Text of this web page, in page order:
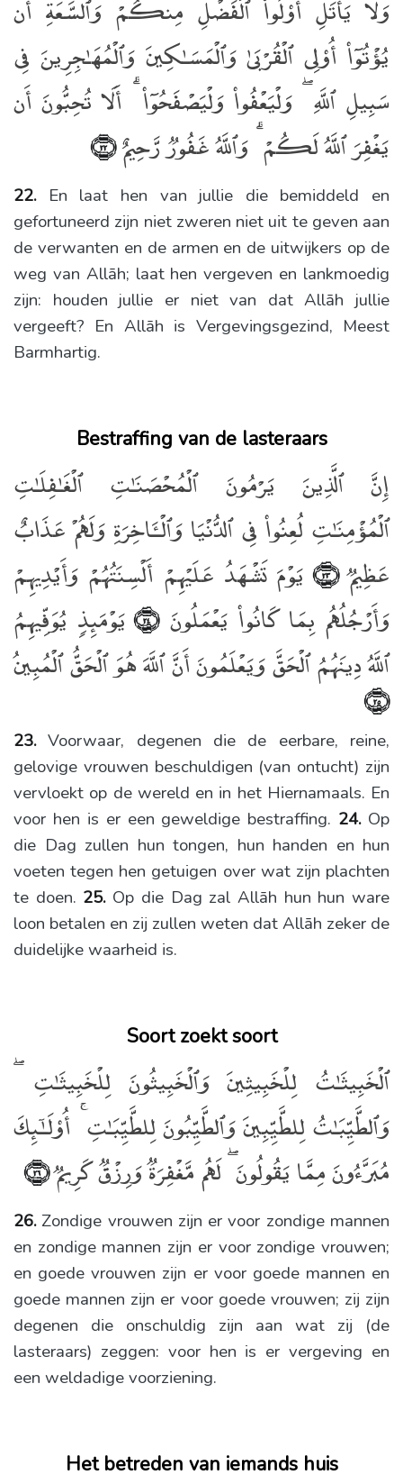
22. En laat hen van jullie die bemiddeld en
gefortuneerd zijn niet zweren niet uit te geven aan
de verwanten en de armen en de uitwijkers op de
weg van Allāh; laat hen vergeven en lankmoedig
zijn: houden jullie er niet van dat Allāh jullie
vergeeft? En Allāh is Vergevingsgezind, Meest
Barmhartig.
وَلَا يَأْتَلِ أُو۟لُوا۟ ٱلْفَضْلِ مِنكُمْ وَٱلسَّعَةِ أَن
يُؤْتُوٓا۟ أُو۟لِى ٱلْقُرْبَىٰ وَٱلْمَسَـٰكِينَ وَٱلْمُهَـٰجِرِينَ فِى
سَبِيلِ ٱللَّهِ ۖ وَلْيَعْفُوا۟ وَلْيَصْفَحُوٓا۟ ۗ أَلَا تُحِبُّونَ أَن
يَغْفِرَ ٱللَّهُ لَكُمْ ۗ وَٱللَّهُ غَفُورٌۭ رَّحِيمٌ﴿٢٢﴾
Bestraffing van de lasteraars
23. Voorwaar, degenen die de eerbare, reine,
gelovige vrouwen beschuldigen (van ontucht) zijn
vervloekt op de wereld en in het Hiernamaals. En
voor hen is er een geweldige bestraffing. 24. Op
die Dag zullen hun tongen, hun handen en hun
voeten tegen hen getuigen over wat zijn plachten
te doen. 25. Op die Dag zal Allāh hun hun ware
loon betalen en zij zullen weten dat Allāh zeker de
duidelijke waarheid is.
إِنَّ ٱلَّذِينَ يَرْمُونَ ٱلْمُحْصَنَـٰتِ ٱلْغَـٰفِلَـٰتِ
ٱلْمُؤْمِنَـٰتِ لُعِنُوا۟ فِى ٱلدُّنْيَا وَٱلْـَٔاخِرَةِ وَلَهُمْ عَذَابٌ
عَظِيمٌۭ﴿٢٣﴾
يَوْمَ تَشْهَدُ عَلَيْهِمْ أَلْسِنَتُهُمْ وَأَيْدِيهِمْ
وَأَرْجُلُهُم بِمَا كَانُوا۟ يَعْمَلُونَ﴿٢٤﴾
يَوْمَئِذٍۢ يُوَفِّيهِمُ
ٱللَّهُ دِينَهُمُ ٱلْحَقَّ وَيَعْلَمُونَ أَنَّ ٱللَّهَ هُوَ ٱلْحَقُّ ٱلْمُبِينُ
﴿٢٥﴾
Soort zoekt soort
26. Zondige vrouwen zijn er voor zondige mannen
en zondige mannen zijn er voor zondige vrouwen;
en goede vrouwen zijn er voor goede mannen en
goede mannen zijn er voor goede vrouwen; zij zijn
degenen die onschuldig zijn aan wat zij (de
lasteraars) zeggen: voor hen is er vergeving en
een weldadige voorziening.
ٱلْخَبِيثَـٰتُ لِلْخَبِيثِينَ وَٱلْخَبِيثُونَ لِلْخَبِيثَـٰتِ ۖ
وَٱلطَّيِّبَـٰتُ لِلطَّيِّبِينَ وَٱلطَّيِّبُونَ لِلطَّيِّبَـٰتِ ۚ أُو۟لَـٰٓئِكَ
مُبَرَّءُونَ مِمَّا يَقُولُونَ ۖ لَهُم مَّغْفِرَةٌۭ وَرِزْقٌۭ كَرِيمٌۭ﴿٢٦﴾
Het betreden van iemands huis